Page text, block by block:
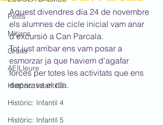
Petits
Mitjans
Grans
AEILleure
Històric: Infantil 3
Històric: Infantil 4
Històric: Infantil 5
Aquest divendres dia 24 de novembre
els alumnes de cicle inicial vam anar
d'excursió a Can Parcala.
Tot just arribar ens vam posar a
esmorzar ja que haviem d'agafar
forces per totes les activitats que ens
deparava el dia.